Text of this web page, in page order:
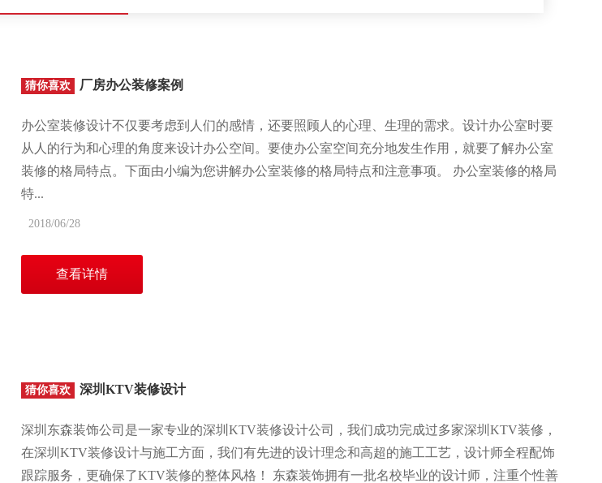
猜你喜欢 厂房办公装修案例
办公室装修设计不仅要考虑到人们的感情，还要照顾人的心理、生理的需求。设计办公室时要
从人的行为和心理的角度来设计办公空间。要使办公室空间充分地发生作用，就要了解办公室
装修的格局特点。下面由小编为您讲解办公室装修的格局特点和注意事项。 办公室装修的格局
特...
2018/06/28
查看详情
猜你喜欢 深圳KTV装修设计
深圳东森装饰公司是一家专业的深圳KTV装修设计公司，我们成功完成过多家深圳KTV装修，
在深圳KTV装修设计与施工方面，我们有先进的设计理念和高超的施工工艺，设计师全程配饰
跟踪服务，更确保了KTV装修的整体风格！ 东森装饰拥有一批名校毕业的设计师，注重个性善